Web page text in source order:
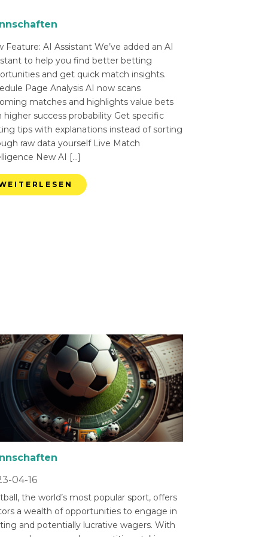
Feature: AI Assistant We’ve added an AI
to help you find better betting
and get quick match insights.
Page Analysis AI now scans
matches and highlights value bets
higher success probability Get specific
tips with explanations instead of sorting
raw data yourself Live Match
New AI […]
04-16
the world’s most popular sport, offers
a wealth of opportunities to engage in
and potentially lucrative wagers. With